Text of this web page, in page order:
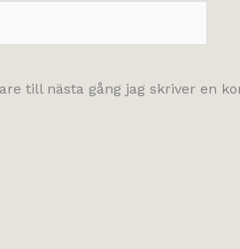
till nästa gång jag skriver en